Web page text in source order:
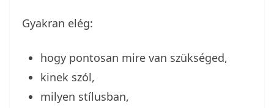
Gyakran elég:
hogy pontosan mire van szükséged,
kinek szól,
milyen stílusban,